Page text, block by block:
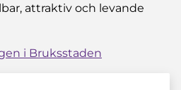
attraktiv och levande
i Bruksstaden